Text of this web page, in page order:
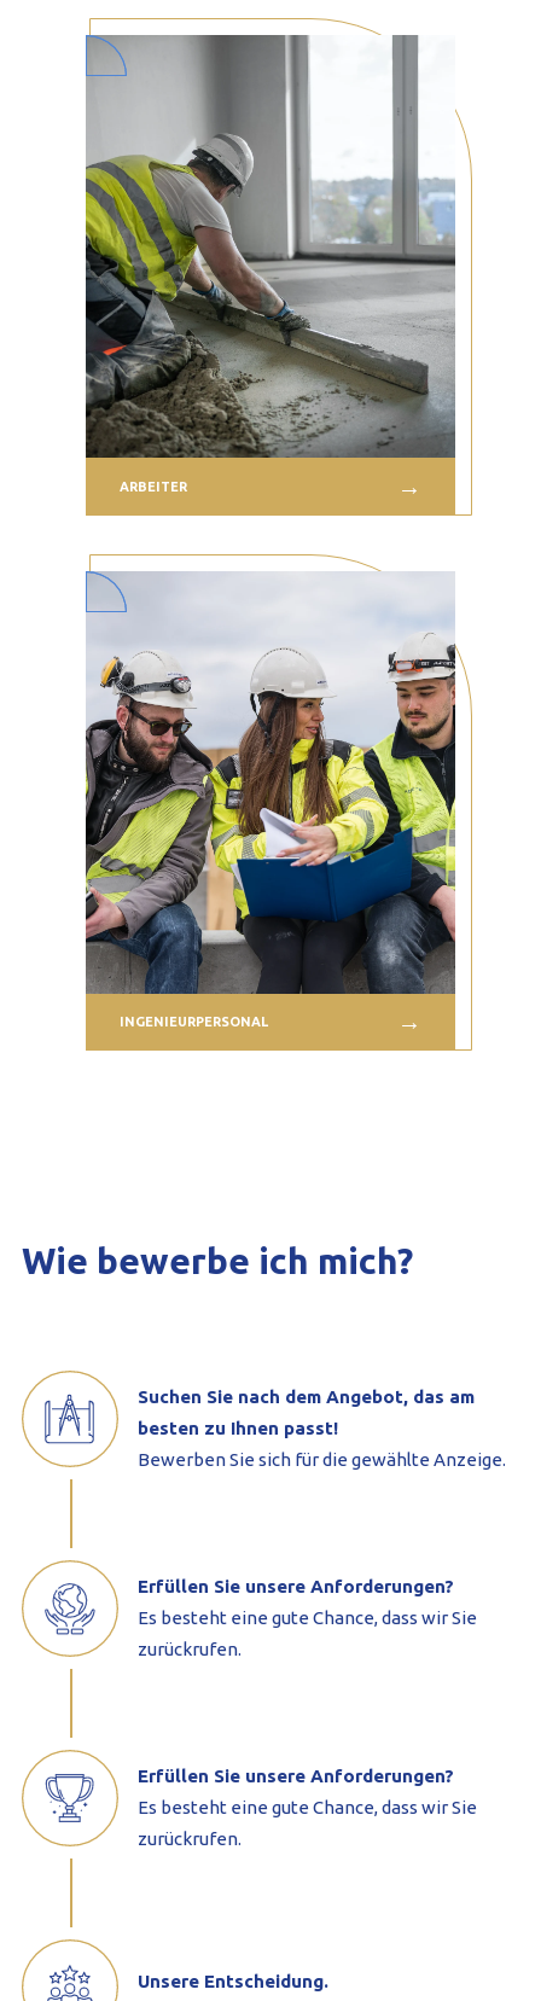
ARBEITER
INGENIEURPERSONAL
Wie bewerbe ich mich?
Suchen Sie nach dem Angebot, das am
besten zu Ihnen passt!
Bewerben Sie sich für die gewählte Anzeige.
Erfüllen Sie unsere Anforderungen?
Es besteht eine gute Chance, dass wir Sie
zurückrufen.
Erfüllen Sie unsere Anforderungen?
Es besteht eine gute Chance, dass wir Sie
zurückrufen.
Unsere Entscheidung.